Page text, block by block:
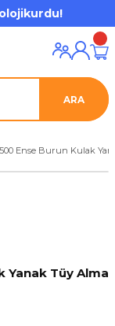
ARA
Ense Burun Kulak
Yanak Tüy Alma